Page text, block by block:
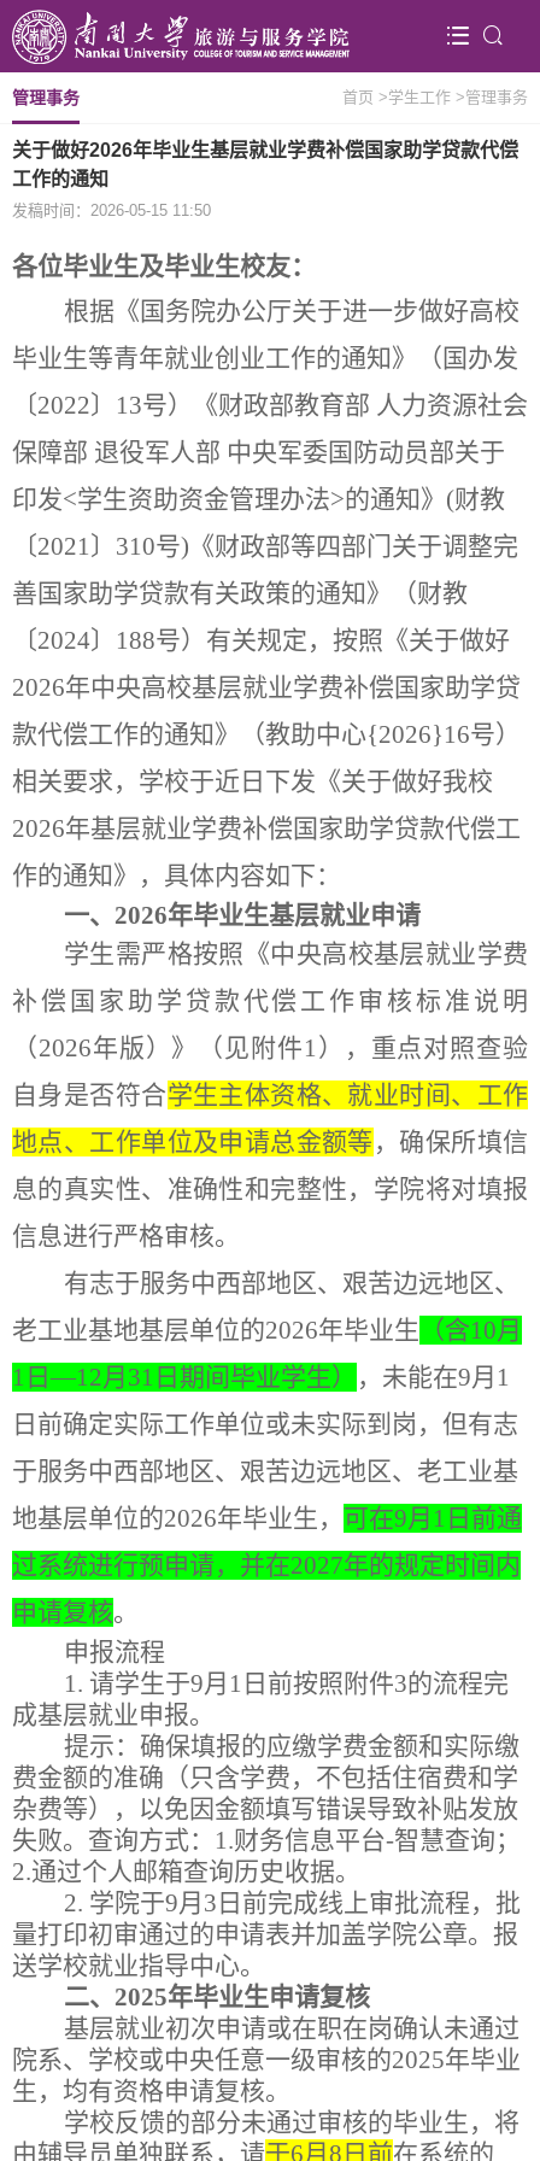
首页 >学生工作 >管理事务
管理事务
关于做好2026年毕业生基层就业学费补偿国家助学贷款代偿
工作的通知
发稿时间：2026-05-15 11:50
各位毕业生及毕业生校友：
根据《国务院办公厅关于进一步做好高校
毕业生等青年就业创业工作的通知》（国办发
〔2022〕 13号）《财政部教育部 人力资源社会
保障部 退役军人部 中央军委国防动员部关于
印发<学生资助资金管理办法>的通知》 (财教
〔2021〕 310号) 《财政部等四部门关于调整完
善国家助学贷款有关政策的通知》（财教
〔2024〕 188号）有关规定， 按照《关于做好
2026年中央高校基层就业学费补偿国家助学贷
款代偿工作的通知》（教助中心{2026}16号）
相关要求，学校于近日下发 《关于做好我校
2026年基层就业学费补偿国家助学贷款代偿工
作的通知》，具体内容如下：
一、 2026年毕业生基层就业申请
学生需严格按照《中央高校基层就业学费
补偿国家助学贷款代偿工作审核标准说明
（2026年版）》（见附件1 ），重点对照查验
自身是否符合学生主体资格、就业时间、工作
地点、工作单位及申请总金额等 ，确保所填信
息的真实性、准确性和完整性，学院将对填报
信息进行严格审核。
有志于服务中西部地区、艰苦边远地区、
老工业基地基层单位的2026年毕业生 （含10月
1 日 —12月31日期间毕业学生） ， 未能在9月 1
日前确定实际工作单位或未实际到岗，但有志
于服务中西部地区、艰苦边远地区、老工业基
地基层单位的2026年毕业生， 可在9月 1 日前通
过系统进行预申请，并在2027年的规定时间内
申请复核。
申报流程
1. 请学生于9月1日前按照附件3的流程完
成基层就业申报。
提示：确保填报的应缴学费金额和实际缴
费金额的准确（只含学费，不包括住宿费和学
杂费等），以免因金额填写错误导致补贴发放
失败。查询方式：1.财务信息平台-智慧查询；
2.通过个人邮箱查询历史收据。
2. 学院于9月3日前完成线上审批流程，批
量打印初审通过的申请表并加盖学院公章。报
送学校就业指导中心。
二、 2025年毕业生申请复核
基层就业初次申请或在职在岗确认未通过
院系、学校或中央任意一级审核的2025年毕业
生，均有资格申请复核。
学校反馈的部分未通过审核的毕业生 ，将
由辅导员单独联系， 请于6月8日前在系统的